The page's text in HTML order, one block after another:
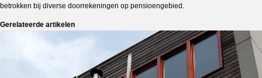
betrokken bij diverse doorrekeningen op pensioengebied.
Gerelateerde artikelen